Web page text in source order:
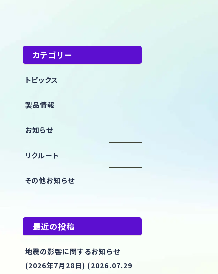
カテゴリー
トピックス
製品情報
お知らせ
リクルート
その他お知らせ
最近の投稿
地震の影響に関するお知らせ
(2026年7月28日) (2026.07.29